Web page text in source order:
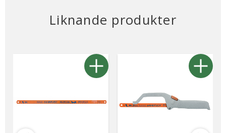
Liknande produkter